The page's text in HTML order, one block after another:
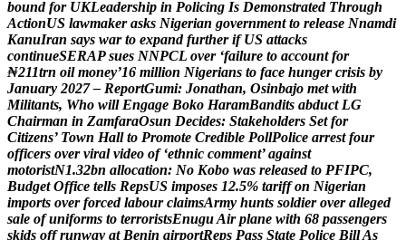
bound for UKLeadership in Policing Is Demonstrated Through
ActionUS lawmaker asks Nigerian government to release Nnamdi
KanuIran says war to expand further if US attacks
continueSERAP sues NNPCL over ‘failure to account for
₦211trn oil money’16 million Nigerians to face hunger crisis by
January 2027 – ReportGumi: Jonathan, Osinbajo met with
Militants, Who will Engage Boko HaramBandits abduct LG
Chairman in ZamfaraOsun Decides: Stakeholders Set for
Citizens’ Town Hall to Promote Credible PollPolice arrest four
officers over viral video of ‘ethnic comment’ against
motoristN1.32bn allocation: No Kobo was released to PFIPC,
Budget Office tells RepsUS imposes 12.5% tariff on Nigerian
imports over forced labour claimsArmy hunts soldier over alleged
sale of uniforms to terroristsEnuguAir plane with 68 passengers
skids off runway at Benin airportReps Pass State Police BillAs